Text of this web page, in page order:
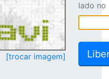
[trocar imagem]
lado no